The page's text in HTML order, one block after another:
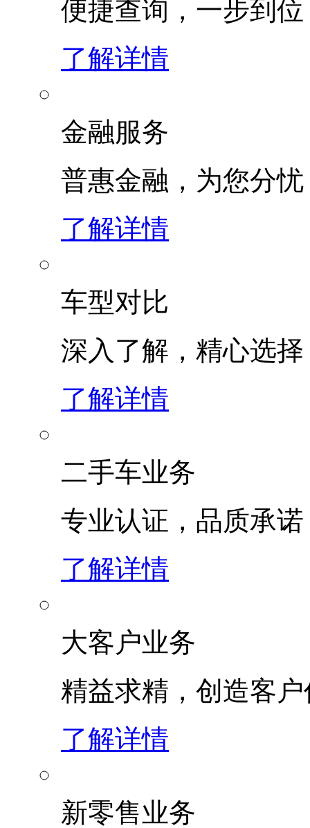
便捷查询，一步到位
了解详情
金融服务
普惠金融，为您分忧
了解详情
车型对比
深入了解，精心选择
了解详情
二手车业务
专业认证，品质承诺
了解详情
大客户业务
精益求精，创造客
了解详情
新零售业务